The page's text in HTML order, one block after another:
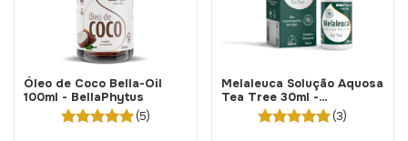
Óleo de Coco Bella-Oil
100ml - BellaPhytus
(5)
Melaleuca Solução Aquosa
Tea Tree 30ml -
BellaPhytus
(3)